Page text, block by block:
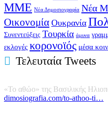
ΜΜΕ Νέα Δημοσιογραφία Νέα
Οικονομία Ουκρανία
Συνεντεύξεις Τουρκία άμυνα
εκλογές κορονοϊός μέσα
Τελευταία Tweets
«Το αθώο» της Βασιλικής
dimosiografia.com/to-athoo-ti…